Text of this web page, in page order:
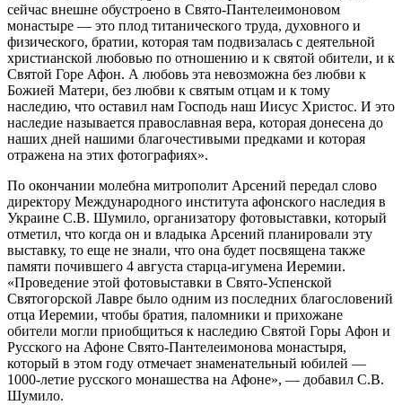
сейчас внешне обустроено в Свято-Пантелеимоновом
монастыре — это плод титанического труда, духовного и
физического, братии, которая там подвизалась с деятельной
христианской любовью по отношению и к святой обители, и к
Святой Горе Афон. А любовь эта невозможна без любви к
Божией Матери, без любви к святым отцам и к тому
наследию, что оставил нам Господь наш Иисус Христос. И это
наследие называется православная вера, которая донесена до
наших дней нашими благочестивыми предками и которая
отражена на этих фотографиях».
По окончании молебна митрополит Арсений передал слово
директору Международного института афонского наследия в
Украине С.В. Шумило, организатору фотовыставки, который
отметил, что когда он и владыка Арсений планировали эту
выставку, то еще не знали, что она будет посвящена также
памяти почившего 4 августа старца-игумена Иеремии.
«Проведение этой фотовыставки в Свято-Успенской
Святогорской Лавре было одним из последних благословений
отца Иеремии, чтобы братия, паломники и прихожане
обители могли приобщиться к наследию Святой Горы Афон и
Русского на Афоне Свято-Пантелеимонова монастыря,
который в этом году отмечает знаменательный юбилей —
1000-летие русского монашества на Афоне», — добавил С.В.
Шумило.